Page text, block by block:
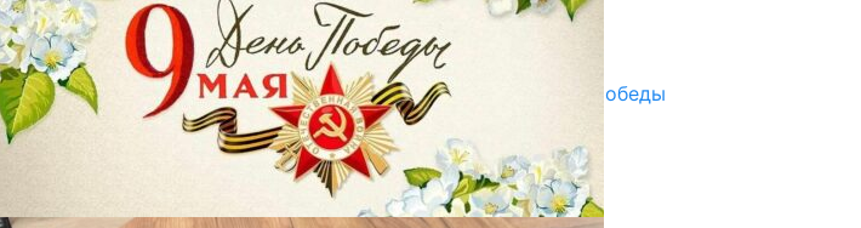
в Казахском институте
управления
Республики. С
образования,
автором 3-х
“Теория спорта”
Улуу Жеңиштин жандуу сөзү
29.04.2025
Награды в преддверии Дня Победы
29.04.2025